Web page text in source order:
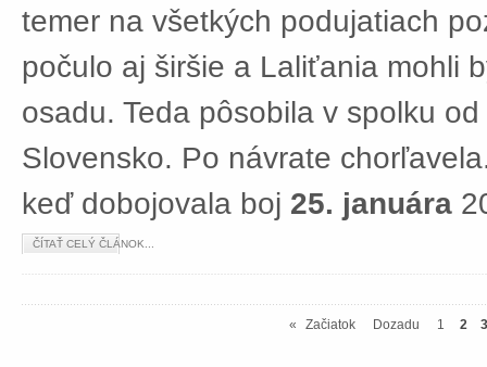
temer na všetkých podujatiach
počulo aj širšie a Laliťania mohli
osadu. Teda pôsobila v spolku
Slovensko. Po návrate
keď dobojovala boj 25. januára
ČÍTAŤ CELÝ ČLÁNOK...
« Začiatok Dozadu 1 2 3